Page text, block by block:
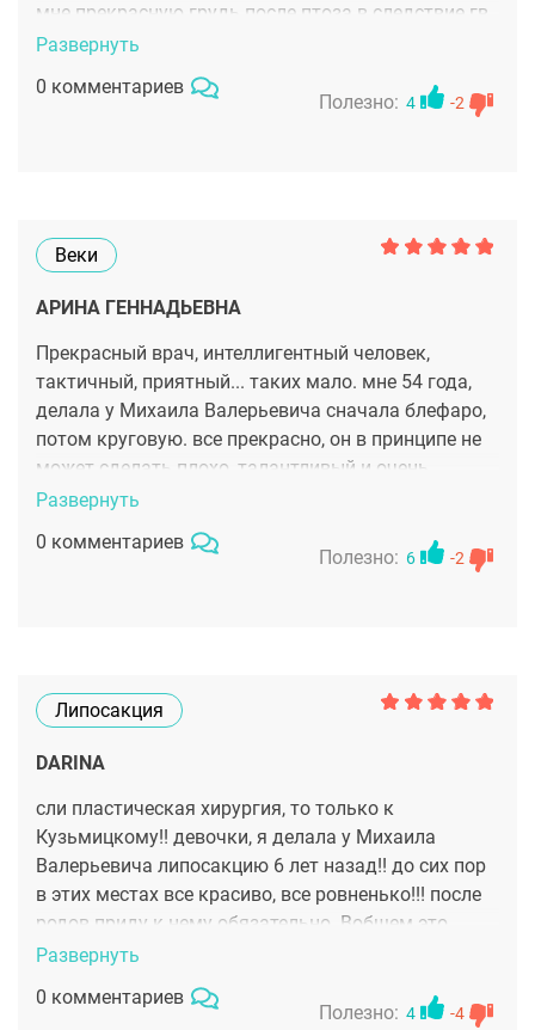
мне прекрасную грудь после птоза в следствие гв.
Почувствовала себя красивой ещё в палате в
исполнять рекомендации, то не будет никаких
Развернуть
0 комментариев
Полезно: 4 -2
Веки
АРИНА ГЕННАДЬЕВНА
Прекрасный врач, интеллигентный человек,
тактичный, приятный... таких мало. мне 54 года,
делала у Михаила Валерьевича сначала блефаро,
потом круговую. все прекрасно, он в принципе не
может сделать плохо, талантливый и очень
ответственный человек.
Развернуть
0 комментариев
Полезно: 6 -2
Липосакция
DARINA
сли пластическая хирургия, то только к
Кузьмицкому!! девочки, я делала у Михаила
Валерьевича липосакцию 6 лет назад!! до сих пор
в этих местах все красиво, все ровненько!!! после
родов приду к нему обязательно. Вобщем это
классный пластический хирург для нормальных
Развернуть
0 комментариев
Полезно: 4 -4